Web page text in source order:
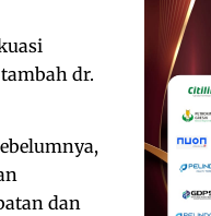
dr.
dan